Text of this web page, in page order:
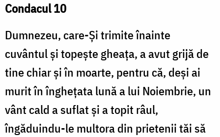
Condacul 10
Dumnezeu, care-Și trimite înainte
cuvântul și topește gheața, a avut grijă de
tine chiar și în moarte, pentru că, deși ai
murit în înghețata lună a lui Noiembrie, un
vânt cald a suflat și a topit râul,
îngăduindu-le multora din prietenii tăi să